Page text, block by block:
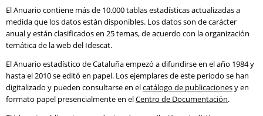
El Anuario contiene más de 10.000 tablas estadísticas actualizadas a
medida que los datos están disponibles. Los datos son de carácter
anual y están clasificados en 25 temas, de acuerdo con la organización
temática de la web del Idescat.
El Anuario estadístico de Cataluña empezó a difundirse en el año 1984 y
hasta el 2010 se editó en papel. Los ejemplares de este periodo se han
digitalizado y pueden consultarse en elcatálogo de publicacionesy en
formato papel presencialmente en elCentro de Documentación.